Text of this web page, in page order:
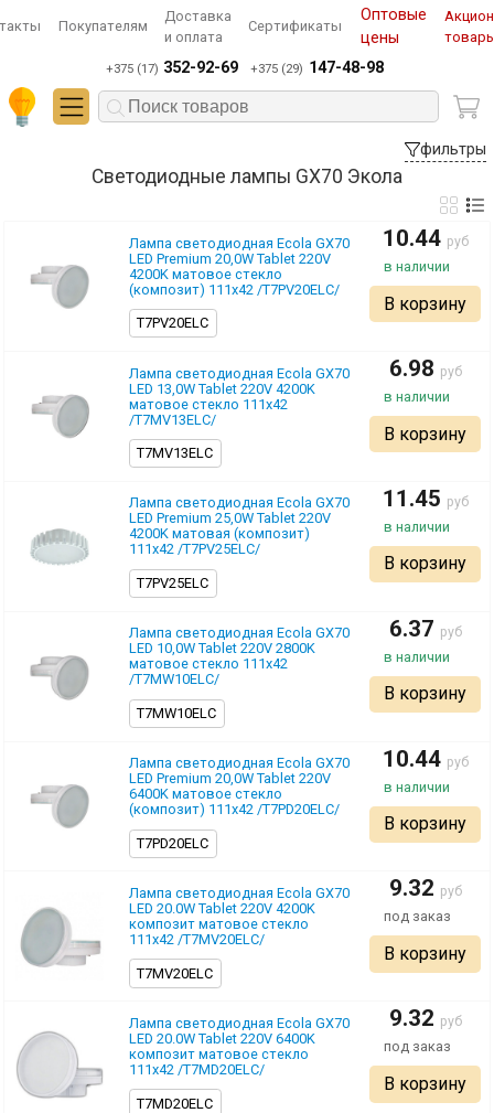
Покупателям
Доставка
и оплата
Сертификаты
Оптовые
цены
+375 (17) 352-92-69 +375 (29) 147-48-98
Светодиодные лампы GX70 Экола
Лампа светодиодная Ecola GX70
LED Premium 20,0W Tablet 220V
4200K матовое стекло
(композит) 111х42 /T7PV20ELC/
T7PV20ELC
10.44 pуб
В корзину
Лампа светодиодная Ecola GX70
LED 13,0W Tablet 220V 4200K
матовое стекло 111x42
/T7MV13ELC/
T7MV13ELC
6.98 pуб
В корзину
Лампа светодиодная Ecola GX70
LED Premium 25,0W Tablet 220V
4200K матовая (композит)
111х42 /T7PV25ELC/
T7PV25ELC
11.45 pуб
В корзину
Лампа светодиодная Ecola GX70
LED 10,0W Tablet 220V 2800K
матовое стекло 111х42
/T7MW10ELC/
T7MW10ELC
6.37 pуб
В корзину
Лампа светодиодная Ecola GX70
LED Premium 20,0W Tablet 220V
6400K матовое стекло
(композит) 111х42 /T7PD20ELC/
T7PD20ELC
10.44 pуб
В корзину
Лампа светодиодная Ecola GX70
LED 20.0W Tablet 220V 4200K
композит матовое стекло
111х42 /T7MV20ELC/
T7MV20ELC
9.32 pуб
В корзину
Лампа светодиодная Ecola GX70
LED 20.0W Tablet 220V 6400K
композит матовое стекло
111х42 /T7MD20ELC/
T7MD20ELC
9.32 pуб
В корзину
фильтры